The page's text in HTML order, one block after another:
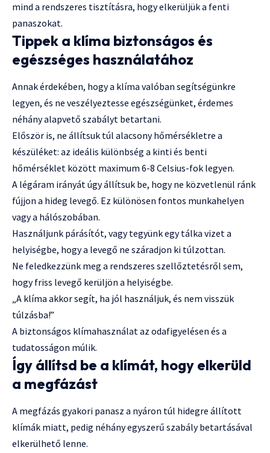
mind a rendszeres tisztításra, hogy elkerüljük a fenti
panaszokat.
Tippek a klíma biztonságos és
egészséges használatához
Annak érdekében, hogy a klíma valóban segítségünkre
legyen, és ne veszélyeztesse egészségünket, érdemes
néhány alapvető szabályt betartani.
Először is, ne állítsuk túl alacsony hőmérsékletre a
készüléket: az ideális különbség a kinti és benti
hőmérséklet között maximum 6-8 Celsius-fok legyen.
A légáram irányát úgy állítsuk be, hogy ne közvetlenül ránk
fújjon a hideg levegő. Ez különösen fontos munkahelyen
vagy a hálószobában.
Használjunk párásítót, vagy tegyünk egy tálka vizet a
helyiségbe, hogy a levegő ne száradjon ki túlzottan.
Ne feledkezzünk meg a rendszeres szellőztetésről sem,
hogy friss levegő kerüljön a helyiségbe.
„A klíma akkor segít, ha jól használjuk, és nem visszük
túlzásba!”
A biztonságos klímahasználat az odafigyelésen és a
tudatosságon múlik.
Így állítsd be a klímát, hogy elkerüld
a megfázást
A megfázás gyakori panasz a nyáron túl hidegre állított
klímák miatt, pedig néhány egyszerű szabály betartásával
elkerülhető lenne.